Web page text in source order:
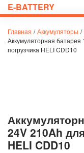
E-BATTERY
Главная / Аккумуляторы /
Аккумуляторная
погрузчика HELI CDD10
24V 210Ah
HELI CDD10